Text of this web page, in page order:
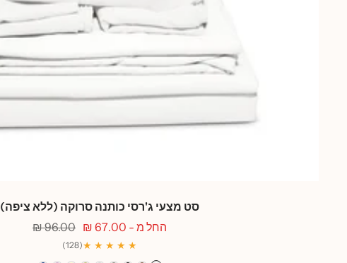
סט מצעי ג'רסי כותנה סרוקה (ללא ציפה)
מחיר
החל מ - 67.00 ₪
מחיר
רגיל
96.00 ₪
★ ★ ★ ★ ★
(128)